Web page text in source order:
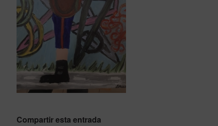
Compartir esta entrada